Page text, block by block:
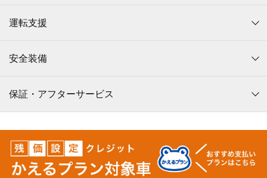
運転支援
安全装備
保証・アフターサービス